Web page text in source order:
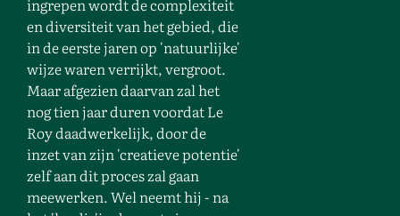
ingrepen wordt de complexiteit
en diversiteit van het gebied, die
in de eerste jaren op 'natuurlijke'
wijze waren verrijkt, vergroot.
Maar afgezien daarvan zal het
nog tien jaar duren voordat Le
Roy daadwerkelijk, door de
inzet van zijn 'creatieve potentie'
zelf aan dit proces zal gaan
meewerken. Wel neemt hij - na